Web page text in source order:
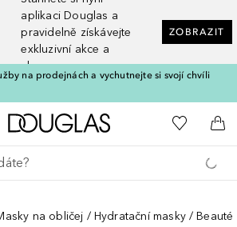
aplikaci Douglas a
pravidelně získávejte
exkluzivní akce a
slevy
ZOBRAZIT
na prodejnách a vychutnejte si svojí chvíli
Domů K mému
Do
na obličej Hydratační masky Beauté